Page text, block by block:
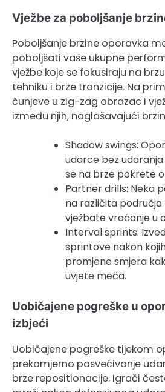
Vježbe za poboljšanje
Poboljšanje brzine oporavka
poboljšati vaše ukupne
vježbe koje se fokusiraju na
tehniku i brze tranzicije. Na
čunjeve u zig-zag obrazac i
između njih, naglašavajući
Shadow swings:
udarce bez
se na brze pokrete
Partner drills: Neka
na različita
vježbate vraćanje u
Interval sprints:
sprintove nakon
promjene smjera
uvjete meča.
Uobičajene pogreške u
izbjeći
Uobičajene pogreške tijekom
prekomjerno posvećivanje
brze repositionacije. Igrači